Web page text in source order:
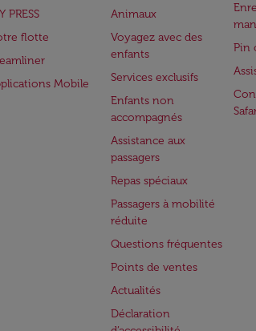
PRESS
flotte
Mobile
Animaux
Voyagez avec des
enfants
Services exclusifs
Enfants non
accompagnés
Assistance aux
passagers
Repas spéciaux
Passagers à mobilité
réduite
Questions fréquentes
Points de ventes
Actualités
Déclaration
Pin